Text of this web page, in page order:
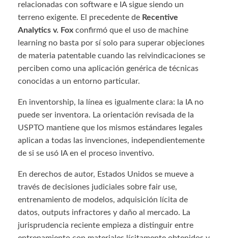
relacionadas con software e IA sigue siendo un
terreno exigente. El precedente de Recentive
Analytics v. Fox confirmó que el uso de machine
learning no basta por sí solo para superar objeciones
de materia patentable cuando las reivindicaciones se
perciben como una aplicación genérica de técnicas
conocidas a un entorno particular.
En inventorship, la línea es igualmente clara: la IA no
puede ser inventora. La orientación revisada de la
USPTO mantiene que los mismos estándares legales
aplican a todas las invenciones, independientemente
de si se usó IA en el proceso inventivo.
En derechos de autor, Estados Unidos se mueve a
través de decisiones judiciales sobre fair use,
entrenamiento de modelos, adquisición lícita de
datos, outputs infractores y daño al mercado. La
jurisprudencia reciente empieza a distinguir entre